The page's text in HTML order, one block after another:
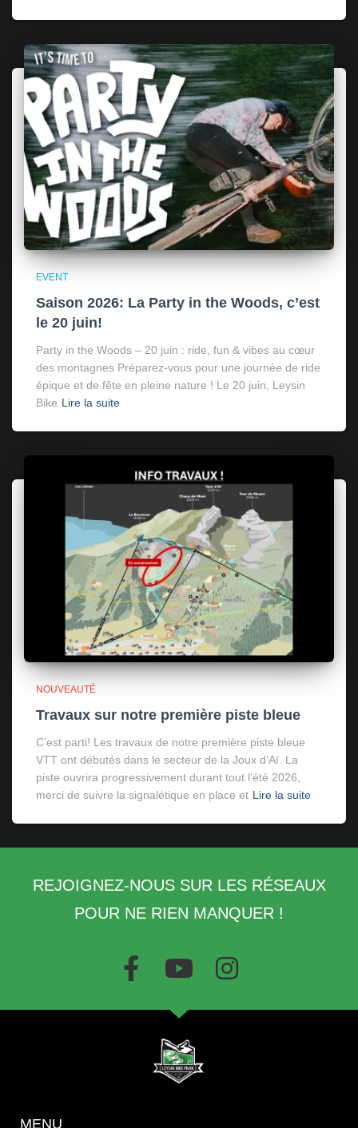
EVENT
Saison 2026: La Party in the Woods, c’est
le 20 juin!
Party in the Woods – 20 juin : ride, fun & vibes au cœur
des montagnes Préparez-vous pour une journée de ride
épique et de fête en pleine nature ! Le 20 juin, Leysin
Bike Lire la suite
NOUVEAUTÉ
Travaux sur notre première piste bleue
C’est parti! Les travaux de notre première piste bleue
VTT ont débutés dans le secteur de la Joux d’Aï. La
piste ouvrira progressivement durant tout l’été 2026,
merci de suivre la signalétique en place et Lire la suite
REJOIGNEZ-NOUS SUR LES RÉSEAUX
POUR NE RIEN MANQUER !
MENU